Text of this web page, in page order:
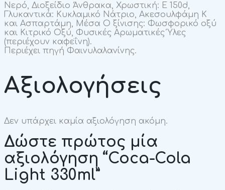
Νερό, Διοξείδιο Άνθρακα, Χρωστική: Ε 150d,
Γλυκαντικά: Κυκλαμικό Νάτριο, Ακεσουλφάμη Κ
και Ασπαρτάμη, Μέσα Ο ξίνισης: Φωσφορικό οξύ
και Κιτρικό Οξύ, Φυσικές Αρωματικές Ύλες
(περιέχουν καφεΐνη).
Περιέχει πηγή Φαινυλαλανίνης.
Αξιολογήσεις
Δεν υπάρχει καμία αξιολόγηση ακόμη.
Δώστε πρώτος μία
αξιολόγηση “Coca-Cola
Light 330ml”